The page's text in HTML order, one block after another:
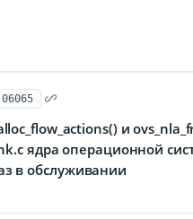
и
ядра операционной
в обслуживании